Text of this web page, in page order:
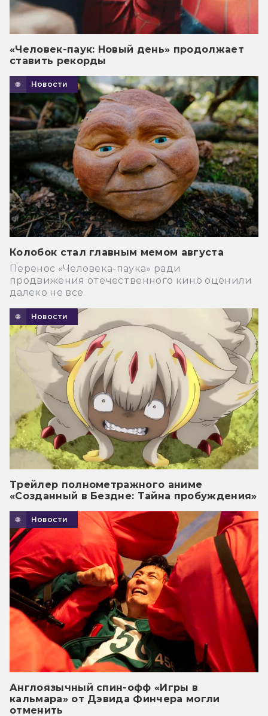
«Человек-паук: Новый день» продолжает
ставить рекорды
Новости
Колобок стал главным мемом августа
Перенос «Человека-паука» ради
продвижения отечественного кино оценили
далеко не все.
Новости
Трейлер полнометражного аниме
«Созданный в Бездне: Тайна пробуждения»
Новости
Англоязычный спин-офф «Игры в
кальмара» от Дэвида Финчера могли
отменить